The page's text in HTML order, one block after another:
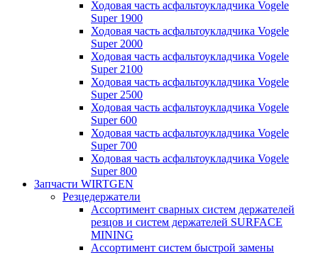
Ходовая часть асфальтоукладчика Vogele
Super 1900
Ходовая часть асфальтоукладчика Vogele
Super 2000
Ходовая часть асфальтоукладчика Vogele
Super 2100
Ходовая часть асфальтоукладчика Vogele
Super 2500
Ходовая часть асфальтоукладчика Vogele
Super 600
Ходовая часть асфальтоукладчика Vogele
Super 700
Ходовая часть асфальтоукладчика Vogele
Super 800
Запчасти WIRTGEN
Резцедержатели
Ассортимент сварных систем держателей
резцов и систем держателей SURFACE
MINING
Ассортимент систем быстрой замены